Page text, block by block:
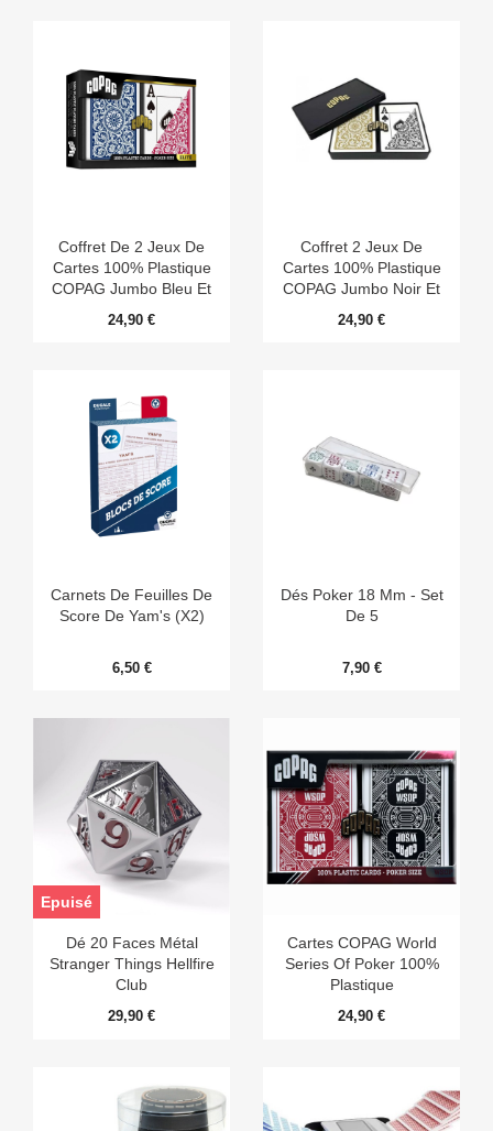
Coffret De 2 Jeux De
Cartes 100% Plastique
COPAG Jumbo Bleu Et
24,90 €
Coffret 2 Jeux De
Cartes 100% Plastique
COPAG Jumbo Noir Et
24,90 €
Carnets De Feuilles De
Score De Yam's (x2)
6,50 €
Dés Poker 18 Mm - Set
De 5
7,90 €
Dé 20 Faces Métal
Stranger Things Hellfire
Club
29,90 €
Epuisé
Cartes COPAG World
Series Of Poker 100%
Plastique
24,90 €